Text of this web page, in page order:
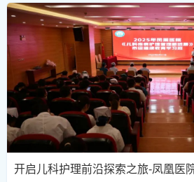
开启儿科护理前沿探索之旅-凤凰医